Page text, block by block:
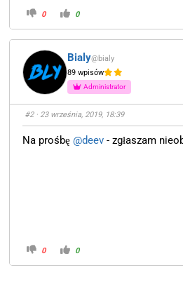
0 0
Bialy@bialy
89 wpisów
Administrator
#2· 23 września, 2019, 18:39
Na prośbę@deev - zgłaszam
0 0